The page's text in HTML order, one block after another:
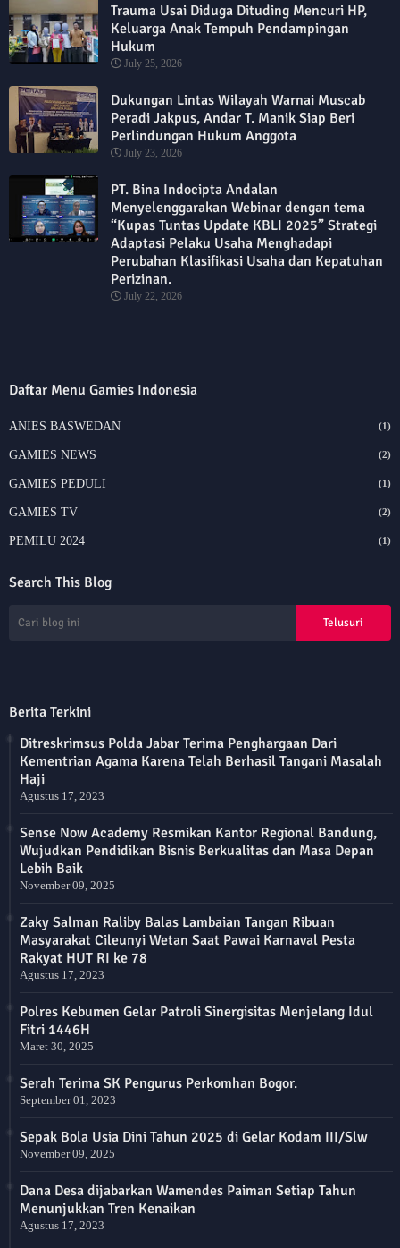
Trauma Usai Diduga Dituding Mencuri HP,
Keluarga Anak Tempuh Pendampingan
Hukum
July 25, 2026
Dukungan Lintas Wilayah Warnai Muscab
Peradi Jakpus, Andar T. Manik Siap Beri
Perlindungan Hukum Anggota
July 23, 2026
PT. Bina Indocipta Andalan
Menyelenggarakan Webinar dengan tema
“Kupas Tuntas Update KBLI 2025” Strategi
Adaptasi Pelaku Usaha Menghadapi
Perubahan Klasifikasi Usaha dan Kepatuhan
Perizinan.
July 22, 2026
Daftar Menu Gamies Indonesia
ANIES BASWEDAN (1)
GAMIES NEWS (2)
GAMIES PEDULI (1)
GAMIES TV (2)
PEMILU 2024 (1)
Search This Blog
Berita Terkini
Ditreskrimsus Polda Jabar Terima Penghargaan Dari
Kementrian Agama Karena Telah Berhasil Tangani Masalah
Haji
Agustus 17, 2023
Sense Now Academy Resmikan Kantor Regional Bandung,
Wujudkan Pendidikan Bisnis Berkualitas dan Masa Depan
Lebih Baik
November 09, 2025
Zaky Salman Raliby Balas Lambaian Tangan Ribuan
Masyarakat Cileunyi Wetan Saat Pawai Karnaval Pesta
Rakyat HUT RI ke 78
Agustus 17, 2023
Polres Kebumen Gelar Patroli Sinergisitas Menjelang Idul
Fitri 1446H
Maret 30, 2025
Serah Terima SK Pengurus Perkomhan Bogor.
September 01, 2023
Sepak Bola Usia Dini Tahun 2025 di Gelar Kodam III/Slw
November 09, 2025
Dana Desa dijabarkan Wamendes Paiman Setiap Tahun
Menunjukkan Tren Kenaikan
Agustus 17, 2023